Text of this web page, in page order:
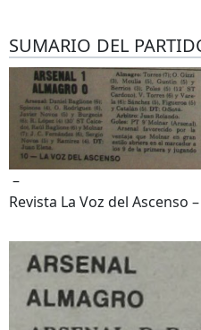
SUMARIO DEL
–
Revista La Voz del Ascenso